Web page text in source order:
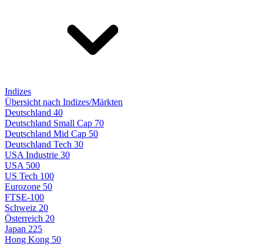
Indizes
Übersicht nach Indizes/Märkten
Deutschland 40
Deutschland Small Cap 70
Deutschland Mid Cap 50
Deutschland Tech 30
USA Industrie 30
USA 500
US Tech 100
Eurozone 50
FTSE-100
Schweiz 20
Österreich 20
Japan 225
Hong Kong 50